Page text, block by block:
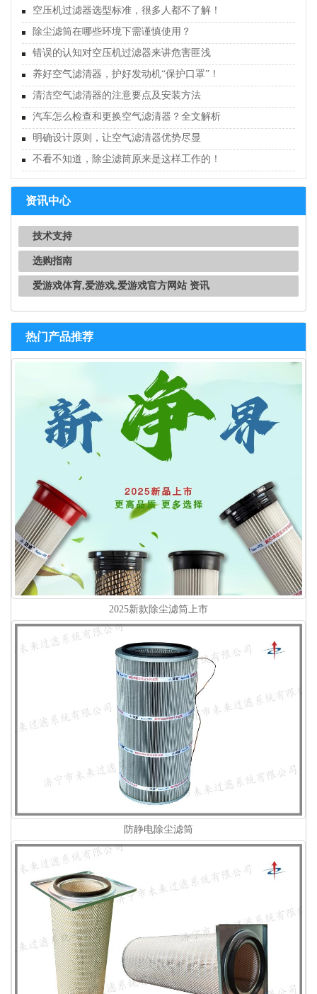
空压机过滤器选型标准，很多人都不了解！
除尘滤筒在哪些环境下需谨慎使用？
错误的认知对空压机过滤器来讲危害匪浅
养好空气滤清器，护好发动机“保护口罩”！
清洁空气滤清器的注意要点及安装方法
汽车怎么检查和更换空气滤清器？全文解析
明确设计原则，让空气滤清器优势尽显
不看不知道，除尘滤筒原来是这样工作的！
资讯中心
技术支持
选购指南
爱游戏体育,爱游戏,爱游戏官方网站 资讯
热门产品推荐
2025新款除尘滤筒上市
防静电除尘滤筒